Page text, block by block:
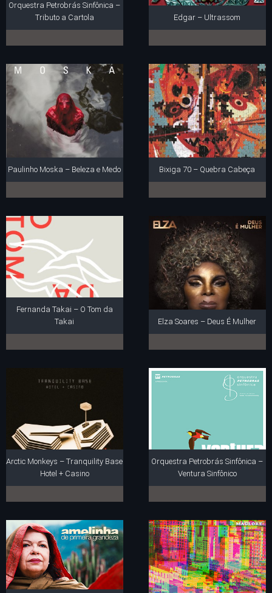
Orquestra Petrobrás Sinfônica –
Tributo a Cartola Edgar – Ultrassom
Paulinho Moska – Beleza e Medo Bixiga 70 – Quebra Cabeça
Fernanda Takai – O Tom da
Takai
Elza Soares – Deus É Mulher
Arctic Monkeys – Tranquility Base
Hotel + Casino
Orquestra Petrobrás Sinfônica –
Ventura Sinfônico